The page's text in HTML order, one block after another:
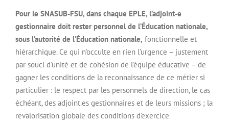
Pour le SNASUB-FSU, dans chaque EPLE, l’adjoint-e
gestionnaire doit rester personnel de l’Éducation nationale,
sous l’autorité de l’Éducation nationale, fonctionnelle et
hiérarchique. Ce qui n’occulte en rien l’urgence – justement
par souci d’unité et de cohésion de l’équipe éducative – de
gagner les conditions de la reconnaissance de ce métier si
particulier : le respect par les personnels de direction, le cas
échéant, des adjoint.es gestionnaires et de leurs missions ; la
revalorisation globale des conditions d’exercice